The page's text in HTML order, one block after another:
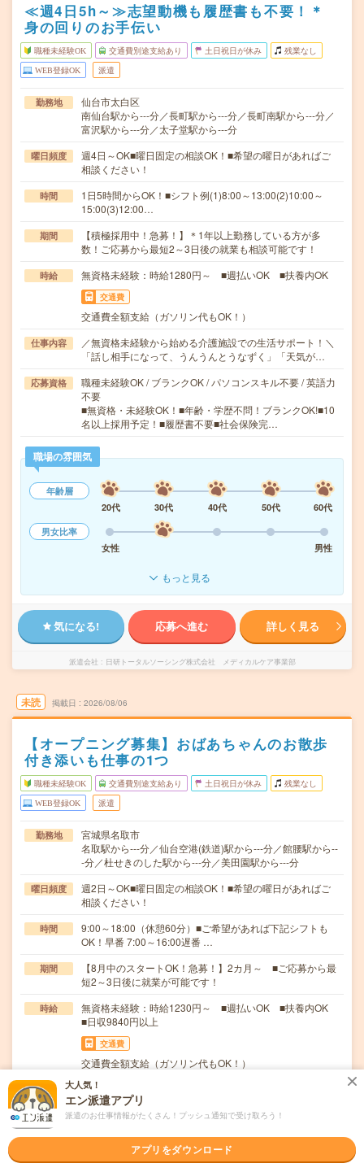
≪週4日5h～≫志望動機も履歴書も不要！＊
身の回りのお手伝い
職種未経験OK 交通費別途支給あり 土日祝日が休み 残業なし
WEB登録OK 派遣
勤務地
仙台市太白区
南仙台駅から---分／長町駅から---分／長町南駅から---分／
富沢駅から---分／太子堂駅から---分
曜日頻度
週4日～OK■曜日固定の相談OK！■希望の曜日があればご
相談ください！
時間
1日5時間からOK！■シフト例(1)8:00～13:00(2)10:00～
15:00(3)12:00…
期間
【積極採用中！急募！】＊1年以上勤務している方が多
数！ご応募から最短2～3日後の就業も相談可能です！
時給 無資格未経験：時給1280円～ ■週払いOK ■扶養内OK
交通費
交通費全額支給（ガソリン代もOK！）
仕事内容
／無資格未経験から始める介護施設での生活サポート！＼
「話し相手になって、うんうんとうなずく」「天気が…
応募資格
職種未経験OK / ブランクOK / パソコンスキル不要 / 英語力
不要
■無資格・未経験OK！■年齢・学歴不問！ブランクOK!■10
名以上採用予定！■履歴書不要■社会保険完…
職場の雰囲気
年齢層
20代
30代 40代 50代
60代
男女比率
女性
男性
もっと見る
気になる! 応募へ進む 詳しく見る
派遣会社 日研トータルソーシング株式会社 メディカルケア事業部
未読 掲載日 2026/08/06
【オープニング募集】おばあちゃんのお散歩
付き添いも仕事の1つ
職種未経験OK 交通費別途支給あり 土日祝日が休み 残業なし
WEB登録OK 派遣
勤務地
宮城県名取市
名取駅から---分／仙台空港(鉄道)駅から---分／館腰駅から--
-分／杜せきのした駅から---分／美田園駅から---分
曜日頻度
週2日～OK■曜日固定の相談OK！■希望の曜日があればご
相談ください！
時間
9:00～18:00（休憩60分）■ご希望があれば下記シフトも
OK！早番 7:00～16:00遅番 …
期間
【8月中のスタートOK！急募！】2カ月～ ■ご応募から最
短2～3日後に就業が可能です！
時給
無資格未経験：時給1230円～ ■週払いOK ■扶養内OK
■日収9840円以上
交通費
交通費全額支給（ガソリン代もOK！）
仕事内容
≪散歩に付き添ったり、お話し相手になったり≫「え？意
外に簡単！」と思うくらい、スグできる仕事からスタ…
応募資格
■資格・経験・年齢不問■学歴不問■10名以上採用予定！■履
大人気！
エン派遣アプリ
派遣のお仕事情報がたくさん！プッシュ通知で受け取ろう！
アプリをダウンロード